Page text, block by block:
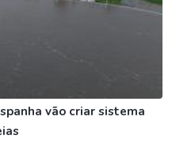
vão criar sistema